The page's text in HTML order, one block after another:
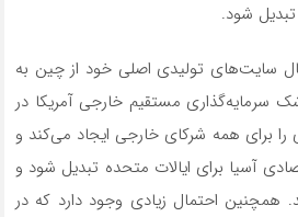
شود.
سایت‌های تولیدی اصلی خود از چین به
سرمایه‌گذاری مستقیم خارجی آمریکا در
برای همه شرکای خارجی ایجاد می‌کند و
آسیا برای ایالات متحده تبدیل شود و
احتمال زیادی وجود دارد که در